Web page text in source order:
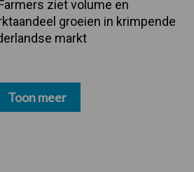
ziet volume en
groeien in krimpende
markt
Toon meer